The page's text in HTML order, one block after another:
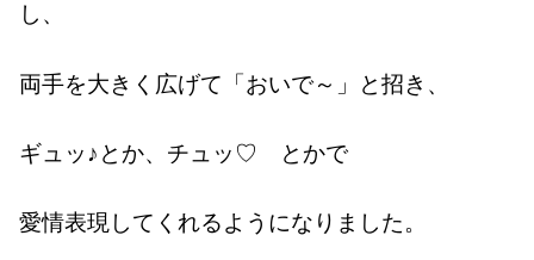
し、
両手を大きく広げて「おいで～」と招き、
ギュッ♪とか、チュッ♡ とかで
愛情表現してくれるようになりました。